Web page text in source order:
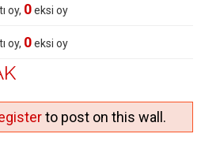
oy, 0eksi oy
oy, 0eksi oy
to post on this wall.